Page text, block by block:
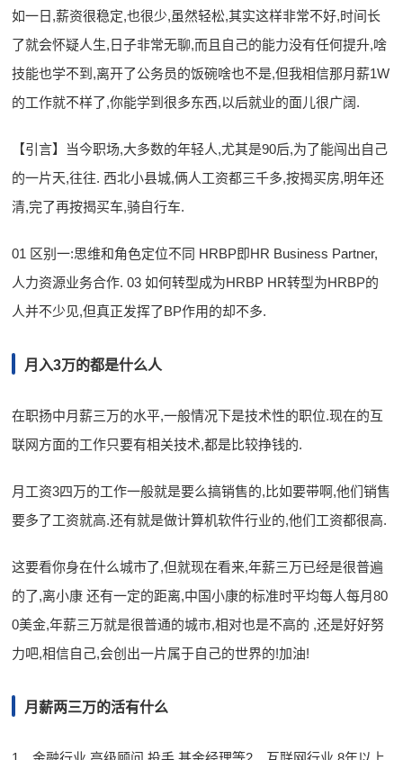
如一日,薪资很稳定,也很少,虽然轻松,其实这样非常不好,时间长
了就会怀疑人生,日子非常无聊,而且自己的能力没有任何提升,啥
技能也学不到,离开了公务员的饭碗啥也不是,但我相信那月薪1W
的工作就不样了,你能学到很多东西,以后就业的面儿很广阔.
【引言】当今职场,大多数的年轻人,尤其是90后,为了能闯出自己
的一片天,往往. 西北小县城,俩人工资都三千多,按揭买房,明年还
清,完了再按揭买车,骑自行车.
01 区别一:思维和角色定位不同 HRBP即HR Business Partner,
人力资源业务合作. 03 如何转型成为HRBP HR转型为HRBP的
人并不少见,但真正发挥了BP作用的却不多.
月入3万的都是什么人
在职扬中月薪三万的水平,一般情况下是技术性的职位.现在的互
联网方面的工作只要有相关技术,都是比较挣钱的.
月工资3四万的工作一般就是要么搞销售的,比如要带啊,他们销售
要多了工资就高.还有就是做计算机软件行业的,他们工资都很高.
这要看你身在什么城市了,但就现在看来,年薪三万已经是很普遍
的了,离小康 还有一定的距离,中国小康的标准时平均每人每月80
0美金,年薪三万就是很普通的城市,相对也是不高的 ,还是好好努
力吧,相信自己,会创出一片属于自己的世界的!加油!
月薪两三万的活有什么